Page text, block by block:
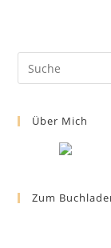
Über Mich
Zum